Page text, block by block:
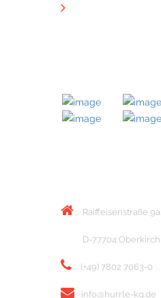
Raiffeisenstraße 9a
D-77704 Oberkirch
(+49) 7802 7063-0
info@hurrle-kg.de